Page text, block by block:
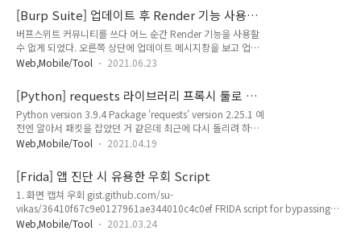
모든 CVE를 지원하지는 않음. 2. Vulhub 설치 1) 가상머신 설치
(optional) Ubuntu 64bit iso 설치 (link) VMWare
Workstation 설치 (link) VMWare에 Ubuntu 설치 2) docker,
docker-compose 설치 terminal 실행 관리자 권한 상승
limelee@ubuntu:~$ sudo su [sudo] password for
[Burp Suite] 업데이트 후 Render 기능 사용
시 Embedded browser initialization failed
에러
버프스위트 커뮤니티를 쓰다 어느 순간 Render 기능을 사용할
수 없게 되었다. 오른쪽 상단에 업데이트 메시지창을 보고 업데
이트 했던 게 의심스럽다. 증상은 Embedded browser
러 메시지가 필요할 듯 하다. Help > Embedded Browser
Health Check 에서 확인 가능하다. manifest.properties 파일
이 없다고 한다. 그래서 해당 디렉터리로 이동하려고 했더니 이
동이 안된다. 뭔가 싶어 디렉터리를 하나하나 따라가니
manifest.properties 파일이 있는 디렉터리 명이 변경되었다.
를 재실행했다. 디렉터..
Web,Mobile/Tool 2021.06.23
[Python] requests 라이브러리 프록시 툴로 패
킷 캡쳐하기
Python version 3.9.4 Package 'requests' version 2.25.1 예
전엔 알아서 패킷을 잡았던 거 같은데 최근에 다시 돌리려 하니
프록시 설정을 킨 상태에서 요청하면 에러가 발생한다. 기존
'https://limelee.xyz' res = requests.get(URL) print(res) 실행
시 이렇게 오류가 난다. 그래서 proxies 옵션을 추가해주었다.
import requests proxies = {'http' :
'http://127.0.0.1:8080', 'https' : 'http://127.0.0.1:8080'}
URL = 'https://limelee.xyz' res = reque..
Web,Mobile/Tool 2021.04.19
[Frida] 앱 진단 시 유용한 우회 Script
1. 화면 캡쳐 우회 gist.github.com/su-
vikas/36410f67c9e0127961ae344010c4c0ef FRIDA script for bypassing
Android FLAG_SECURE FRIDA script for bypassing Android FLAG_SECURE.
Web,Mobile/Tool 2021.03.24